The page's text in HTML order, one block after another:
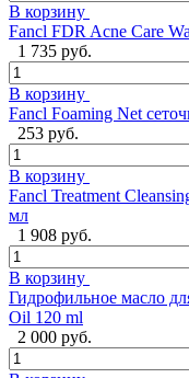
В корзину
Fancl FDR Acne Care
1 735 руб.
В корзину
Fancl Foaming Net
253 руб.
В корзину
Fancl Treatment
мл
1 908 руб.
В корзину
Гидрофильное масло
Oil 120 ml
2 000 руб.